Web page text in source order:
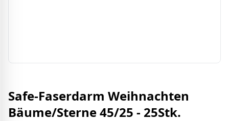
Safe-Faserdarm Weihnachten
Bäume/Sterne 45/25 - 25Stk.